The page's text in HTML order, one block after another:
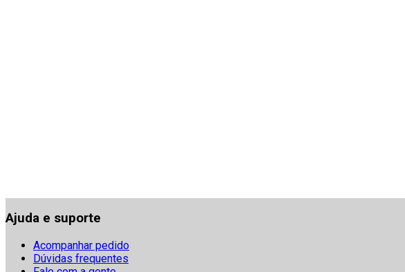
Ajuda e suporte
Acompanhar pedido
Dúvidas frequentes